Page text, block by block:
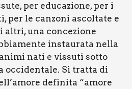
per edu­ca­zio­ne, per i
per le can­zo­ni ascol­ta­te e
altri, una con­ce­zio­ne
instau­ra­ta nel­la
nati e vis­su­ti sot­to
occi­den­ta­le. Si trat­ta di
defi­ni­ta “amo­re